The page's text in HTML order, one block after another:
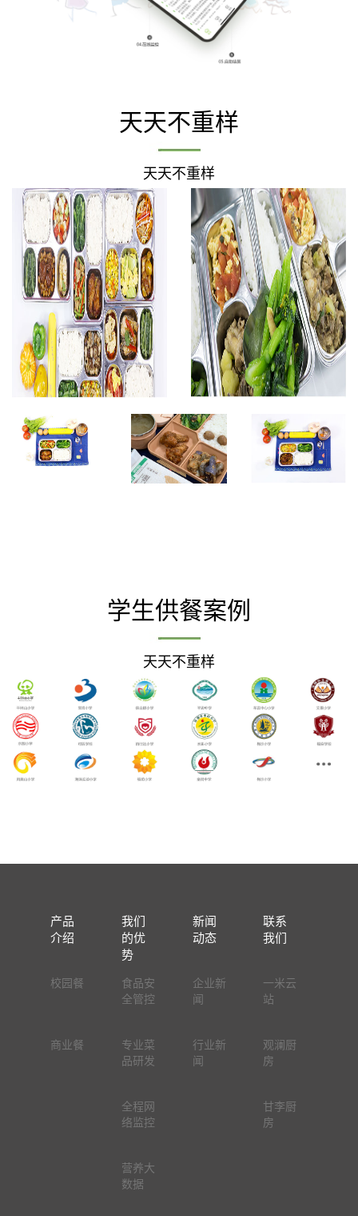
天天不重样
天天不重样
学生供餐案例
天天不重样
产品
介绍
校园餐
商业餐
我们
的优
势
食品安
全管控
专业菜
品研发
全程网
络监控
营养大
数据
新闻
动态
企业新
闻
行业新
闻
联系
我们
一米云
站
观澜厨
房
甘李厨
房